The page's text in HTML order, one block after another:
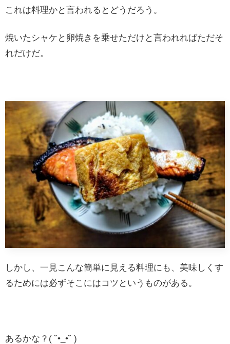
これは料理かと言われるとどうだろう。
焼いたシャケと卵焼きを乗せただけと言われればただそ
れだけだ。
しかし、一見こんな簡単に見える料理にも、美味しくす
るためには必ずそこにはコツというものがある。
あるかな？( ˘•_•˘ )